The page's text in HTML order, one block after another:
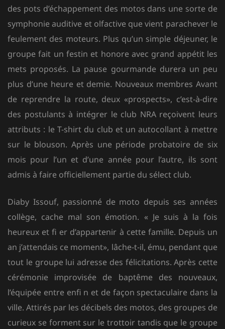
des pots d’échappement des motos dans une sorte de
symphonie auditive et olfactive que vient parachever le
feulement des moteurs. Plus qu’un simple déjeuner, le
groupe fait un festin et honore avec grand appétit les
mets proposés. La pause gourmande durera un peu
plus d’une heure et demie. Nouveaux membres Avant
de reprendre la route, deux «prospects», c’est-à-dire
des postulants à intégrer le club NRA reçoivent leurs
attributs : le T-shirt du club et un autocollant à mettre
sur le blouson. Après une période probatoire de six
mois pour l’un et d’une année pour l’autre, ils sont
admis à faire officiellement partie du sélect club.
Diaby Issouf, passionné de moto depuis ses années
collège, cache mal son émotion. « Je suis à la fois
heureux et fi er d’appartenir à cette famille. Depuis un
an j’attendais ce moment», lâche-t-il, ému, pendant que
tout le groupe lui adresse des félicitations. Après cette
cérémonie improvisée de baptême des nouveaux,
l’équipée entre enfi n et de façon spectaculaire dans la
ville. Attirés par les décibels des motos, des groupes de
curieux se forment sur le trottoir tandis que le groupe